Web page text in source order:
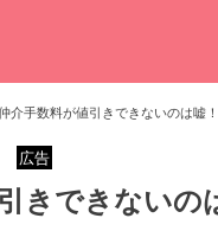
介手数料が値引きできないのは嘘
広告
きできないの